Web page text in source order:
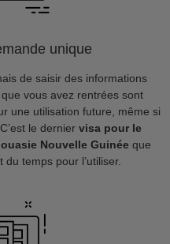
unique
de saisir des informations
vous avez rentrées sont
une utilisation future, même si
le dernier visa pour le
Nouvelle Guinée que
temps pour l’utiliser.